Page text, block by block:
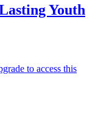
Youth
to access this